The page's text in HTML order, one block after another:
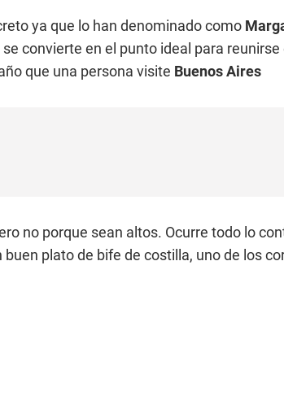
ya que lo han denominado como
se convierte en el punto ideal para
que una persona visite Buenos Aires
no porque sean altos. Ocurre todo lo
plato de bife de costilla, uno de los